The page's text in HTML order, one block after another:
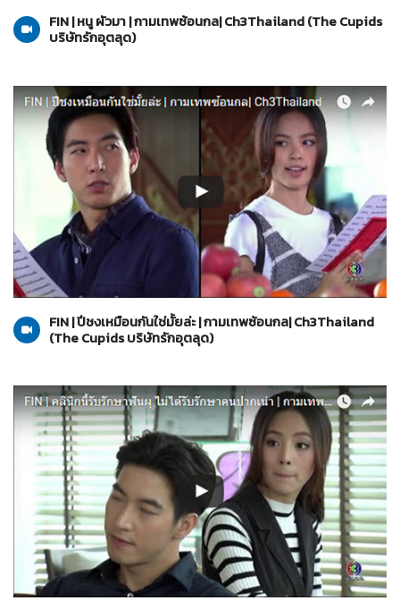
FIN | หนู ผัวมา | กามเทพซ้อนกล| Ch3Thailand (The Cupids
บริษัทรักอุตลุด)
06-06-2560
The Cupids บริษัทรักอุตลุด
FIN | ปีชงเหมือนกันใช่มั้ยล่ะ | กามเทพซ้อนกล| Ch3Thailand
(The Cupids บริษัทรักอุตลุด)
06-06-2560
The Cupids บริษัทรักอุตลุด